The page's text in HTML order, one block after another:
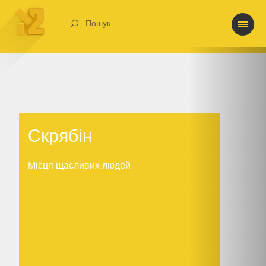
Пошук
Скрябін
Місця щасливих людей